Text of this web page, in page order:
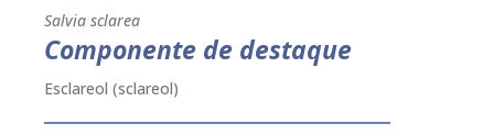
Salvia sclarea
Componente de destaque
Esclareol (sclareol)